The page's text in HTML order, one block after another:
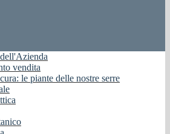
vendita
le piante delle nostre serre